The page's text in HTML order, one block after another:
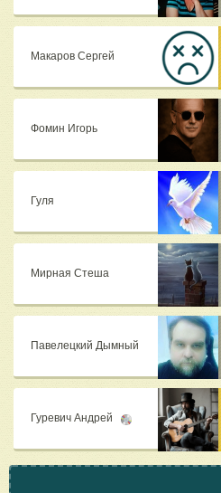
Макаров Сергей
Фомин Игорь
Гуля
Мирная Стеша
Павелецкий Дымный
Гуревич Андрей